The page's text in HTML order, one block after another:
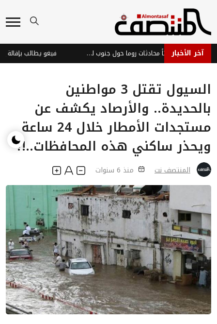
آخر الأخبار غارات إسرائيلية توقف مؤقتاً محادثات روما حول جنوب لبنان فيغو يطالب بإقالة
السيول تقتل 3 مواطنين
بالحديدة.. والأرصاد يكشف عن
مستجدات الأمطار خلال 24 ساعة
ويحذر ساكني هذه المحافظات..!؟
المنتصف نت منذ 6 سنوات